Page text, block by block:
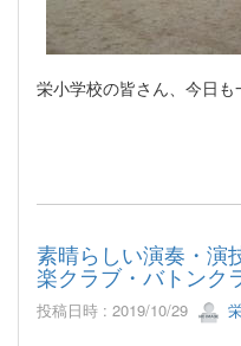
栄小学校の皆さん、今日も
素晴らしい演奏
楽クラブ・バトンク
投稿日時 : 2019/10/29